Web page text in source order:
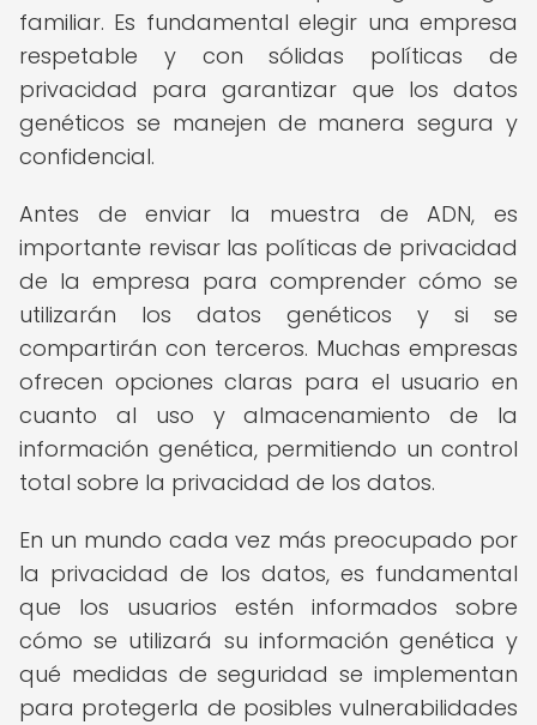
familiar. Es fundamental elegir una empresa
respetable y con sólidas políticas de
privacidad para garantizar que los datos
genéticos se manejen de manera segura y
confidencial.
Antes de enviar la muestra de ADN, es
importante revisar las políticas de privacidad
de la empresa para comprender cómo se
utilizarán los datos genéticos y si se
compartirán con terceros. Muchas empresas
ofrecen opciones claras para el usuario en
cuanto al uso y almacenamiento de la
información genética, permitiendo un control
total sobre la privacidad de los datos.
En un mundo cada vez más preocupado por
la privacidad de los datos, es fundamental
que los usuarios estén informados sobre
cómo se utilizará su información genética y
qué medidas de seguridad se implementan
para protegerla de posibles vulnerabilidades